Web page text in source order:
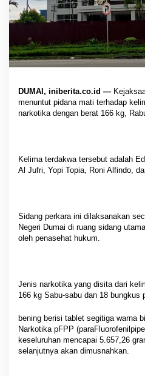
DUMAI, iniberita.co.id —
menuntut pidana mati terhadap
narkotika dengan berat 166 kg,
Kelima terdakwa tersebut adalah
Al Jufri, Yopi Topia, Roni Alfindo,
Sidang perkara ini dilaksanakan
Negeri Dumai di ruang sidang
oleh penasehat hukum.
Jenis narkotika yang disita dari
166 kg Sabu-sabu dan 18 bungkus
bening berisi tablet segitiga warna
Narkotika pFPP
keseluruhan mencapai 5.657,26
selanjutnya akan dimusnahkan.